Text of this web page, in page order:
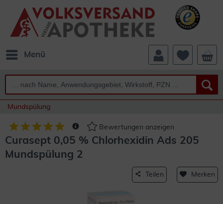
Menü
Mundspülung
Bewertungen anzeigen
Curasept 0,05 % Chlorhexidin Ads 205
Mundspülung 2
Teilen Merken